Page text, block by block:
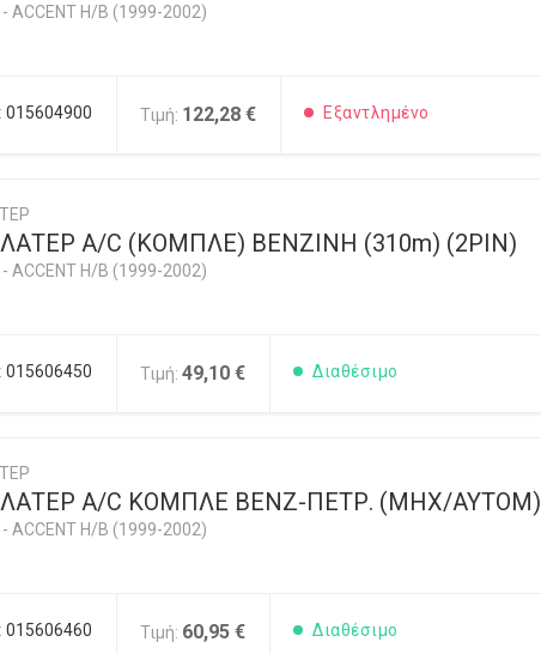
- ACCENT H/B (1999-2002)
015604900 Τιμή: 122,28 € Εξαντλημένο
A/C (ΚΟΜΠΛΕ) ΒΕΝΖΙΝΗ (310m) (2PIN)
- ACCENT H/B (1999-2002)
015606450 Τιμή: 49,10 € Διαθέσιμο
A/C ΚΟΜΠΛΕ ΒΕΝΖ-ΠΕΤΡ. (ΜΗΧ/ΑΥΤΟΜ)
- ACCENT H/B (1999-2002)
015606460 Τιμή: 60,95 € Διαθέσιμο